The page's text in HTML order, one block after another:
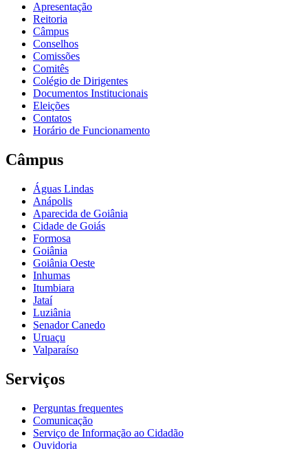
Apresentação
Reitoria
Câmpus
Conselhos
Comissões
Comitês
Colégio de Dirigentes
Documentos Institucionais
Eleições
Contatos
Horário de Funcionamento
Câmpus
Águas Lindas
Anápolis
Aparecida de Goiânia
Cidade de Goiás
Formosa
Goiânia
Goiânia Oeste
Inhumas
Itumbiara
Jataí
Luziânia
Senador Canedo
Uruaçu
Valparaíso
Serviços
Perguntas frequentes
Comunicação
Serviço de Informação ao Cidadão
Ouvidoria